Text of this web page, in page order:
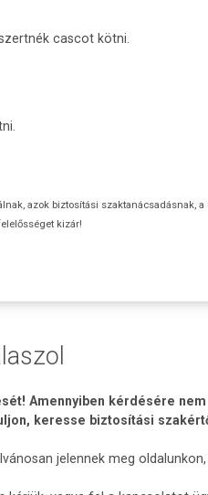
cascot kötni.
azok biztosítási szaktanácsadásnak,
kizár!
Amennyiben kérdésére
keresse biztosítási
jelennek meg